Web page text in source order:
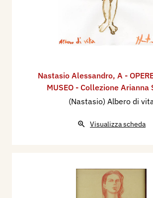
Nastasio Alessandro, A -
MUSEO - Collezione Arianna
(Nastasio) Albero di
Visualizza scheda